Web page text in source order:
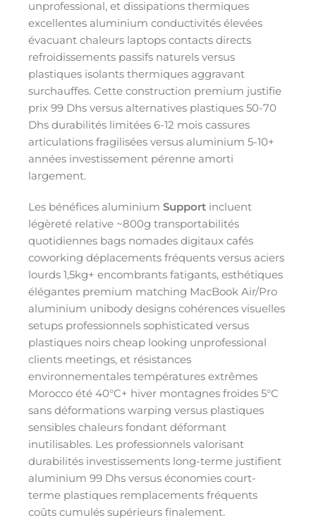
unprofessional, et dissipations thermiques
excellentes aluminium conductivités élevées
évacuant chaleurs laptops contacts directs
refroidissements passifs naturels versus
plastiques isolants thermiques aggravant
surchauffes. Cette construction premium justifie
prix 99 Dhs versus alternatives plastiques 50-70
Dhs durabilités limitées 6-12 mois cassures
articulations fragilisées versus aluminium 5-10+
années investissement pérenne amorti
largement.
Les bénéfices aluminium Support incluent
légèreté relative ~800g transportabilités
quotidiennes bags nomades digitaux cafés
coworking déplacements fréquents versus aciers
lourds 1,5kg+ encombrants fatigants, esthétiques
élégantes premium matching MacBook Air/Pro
aluminium unibody designs cohérences visuelles
setups professionnels sophisticated versus
plastiques noirs cheap looking unprofessional
clients meetings, et résistances
environnementales températures extrêmes
Morocco été 40°C+ hiver montagnes froides 5°C
sans déformations warping versus plastiques
sensibles chaleurs fondant déformant
inutilisables. Les professionnels valorisant
durabilités investissements long-terme justifient
aluminium 99 Dhs versus économies court-
terme plastiques remplacements fréquents
coûts cumulés supérieurs finalement.